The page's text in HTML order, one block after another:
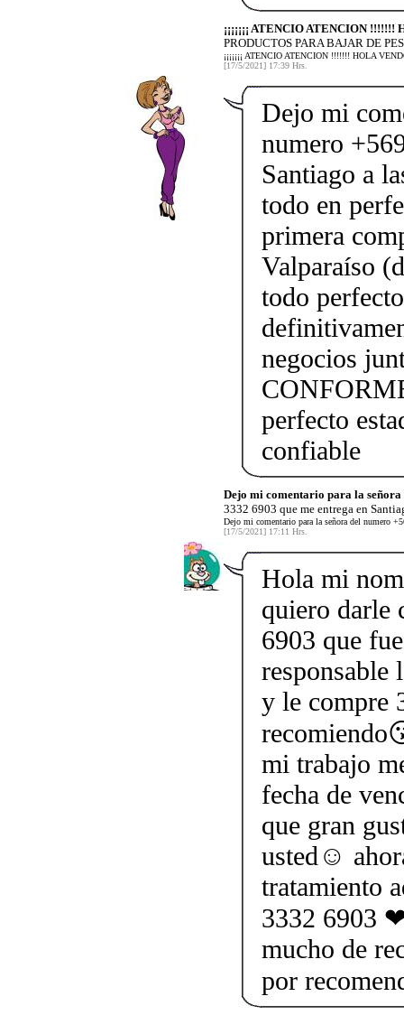
¡¡¡¡¡¡¡ ATENCIO ATENCION
PRODUCTOS PARA BAJAR DE
¡¡¡¡¡¡¡ ATENCIO ATENCION !!!!!!! HOLA
[17/5/2021] 17:39 Hrs.
Dejo mi
numero
Santiago a
todo en
primera
Valparaíso
todo
negocios
perfecto
confiable
Dejo mi comentario para la
3332 6903 que me entrega en
Dejo mi comentario para la señora del numero
[17/5/2021] 17:11 Hrs.
Hola mi
quiero darle
6903 que
responsable
y le compre
mi trabajo
fecha de
que gran
usted☺
tratamiento
3332 6903
mucho de
por